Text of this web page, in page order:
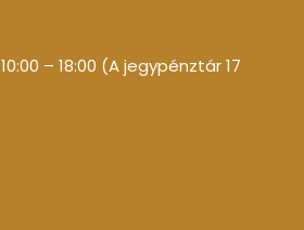
10:00 – 18:00 (A jegypénztár 17